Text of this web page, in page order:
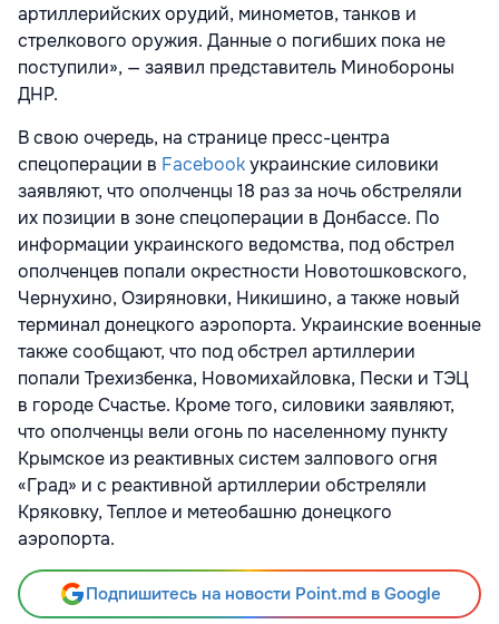
артиллерийских орудий, минометов, танков и
стрелкового оружия. Данные о погибших пока не
поступили», — заявил представитель Минобороны
ДНР.
В свою очередь, на странице пресс-центра
спецоперации в Facebookукраинские силовики
заявляют, что ополченцы 18 раз за ночь обстреляли
их позиции в зоне спецоперации в Донбассе. По
информации украинского ведомства, под обстрел
ополченцев попали окрестности Новотошковского,
Чернухино, Озиряновки, Никишино, а также новый
терминал донецкого аэропорта. Украинские военные
также сообщают, что под обстрел артиллерии
попали Трехизбенка, Новомихайловка, Пески и ТЭЦ
в городе Счастье. Кроме того, силовики заявляют,
что ополченцы вели огонь по населенному пункту
Крымское из реактивных систем залпового огня
«Град» и с реактивной артиллерии обстреляли
Кряковку, Теплое и метеобашню донецкого
аэропорта.
Подпишитесь на новости Point.md в Google